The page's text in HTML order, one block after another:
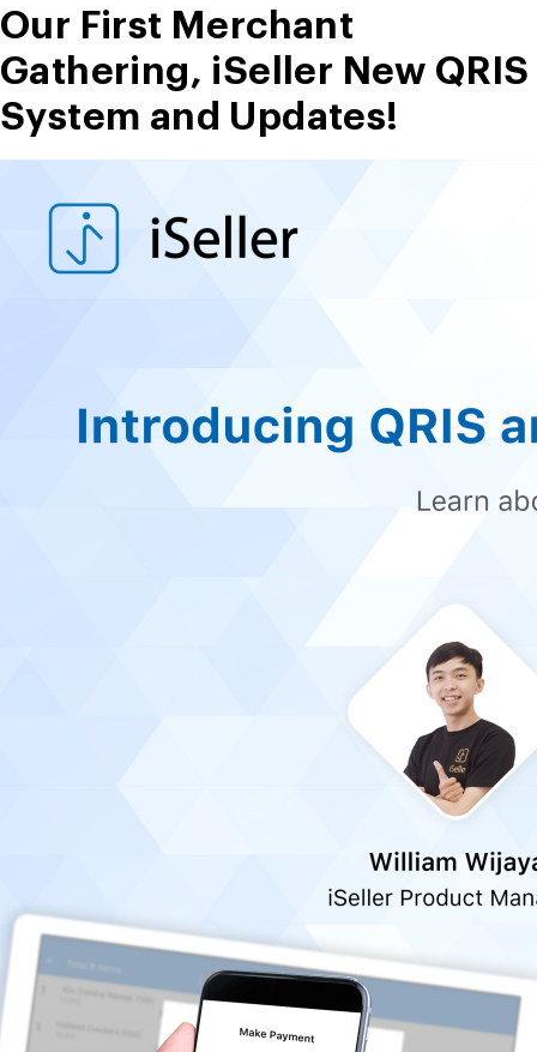
Our First Merchant
Gathering, iSeller New QRIS
System and Updates!